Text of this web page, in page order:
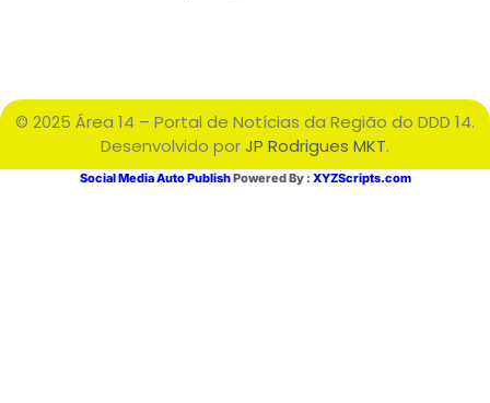
© 2025 Área 14 – Portal de Notícias da Região do DDD 14.
Desenvolvido porJP Rodrigues MKT.
Social Media Auto PublishPowered By : XYZScripts.com